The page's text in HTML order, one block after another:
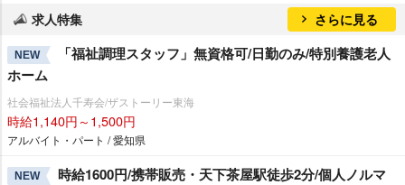
求人特集 さらに見る
NEW
「福祉調理スタッフ」無資格可/日勤のみ/特別養護老人
ホーム
社会福祉法人千寿会/ザストーリー東海
時給1,140円～1,500円
アルバイト・パート / 愛知県
NEW
時給1600円/携帯販売・天下茶屋駅徒歩2分/個人ノルマ